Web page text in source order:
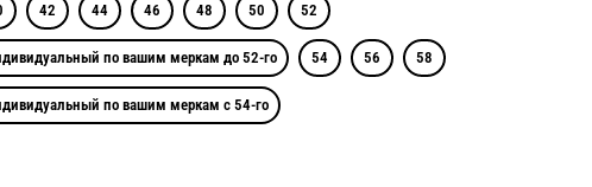
42 44 46 48 50 52
по вашим меркам до 52-го 54 56 58
по вашим меркам с 54-го